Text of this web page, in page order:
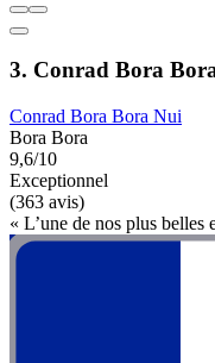
3. Conrad Bora
Conrad Bora Bora Nui
Bora Bora
9,6/10
Exceptionnel
(363 avis)
« L’une de nos plus belles